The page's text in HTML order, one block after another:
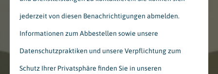
jederzeit von diesen Benachrichtigungen abmelden.
Informationen zum Abbestellen sowie unsere
Datenschutzpraktiken und unsere Verpflichtung zum
Schutz Ihrer Privatsphäre finden Sie in unseren